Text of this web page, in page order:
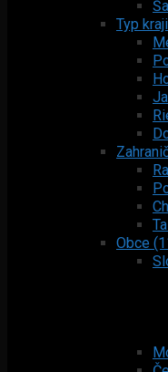
Typ
Obce